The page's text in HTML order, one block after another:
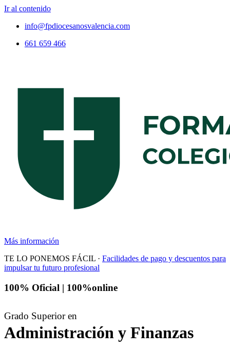
Ir al contenido
info@fpdiocesanosvalencia.com
661 659 466
Más información
TE LO PONEMOS FÁCIL · Facilidades de pago y descuentos para
impulsar tu futuro profesional
100% Oficial | 100%online
Grado Superior en
Administración y Finanzas